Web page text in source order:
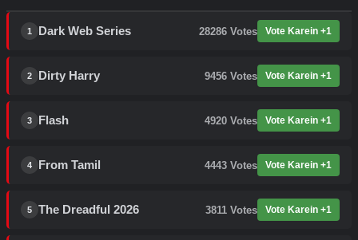
1 Dark Web Series 28286 Votes Vote Karein +1
2 Dirty Harry 9456 Votes Vote Karein +1
3 Flash 4920 Votes Vote Karein +1
4 From Tamil 4443 Votes Vote Karein +1
5 The Dreadful 2026 3811 Votes Vote Karein +1